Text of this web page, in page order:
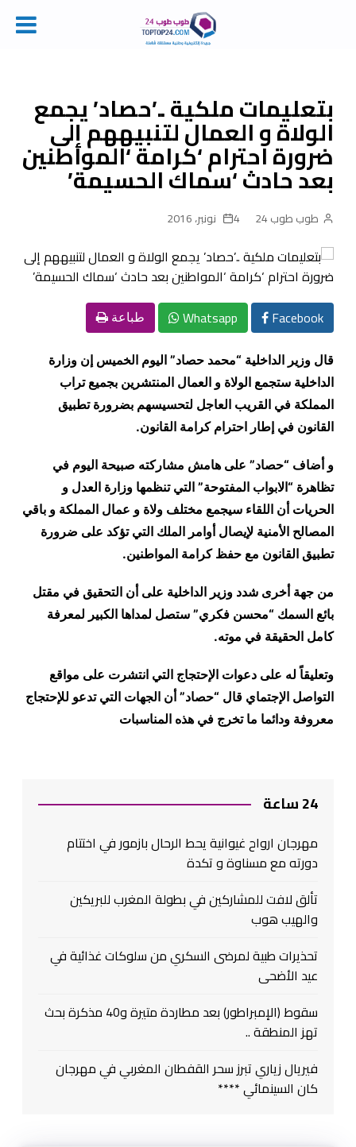
contentبتعليمات ملكية ..’حصاد’ يجمع
الولاة و العمال لتنبيههم إلى
ضرورة احترام ‘كرامة ‘المواطنين
بعد حادث ‘سماك الحسيمة’
طوب طوب 24 4 نونبر، 2016
Facebook
Whatsapp طباعة
قال وزير الداخلية “محمد حصاد” اليوم الخميس إن وزارة
الداخلية ستجمع الولاة و العمال المنتشرين بجميع تراب
المملكة في القريب العاجل لتحسيسهم بضرورة تطبيق
القانون في إطار احترام كرامة القانون.
و أضاف “حصاد” على هامش مشاركته صبيحة اليوم في
تظاهرة “الابواب المفتوحة” التي تنظمها وزارة العدل و
الحريات أن اللقاء سيجمع مختلف ولاة و عمال المملكة و باقي
المصالح الأمنية لإيصال أوامر الملك التي تؤكد على ضرورة
تطبيق القانون مع حفظ كرامة المواطنين.
من جهة أخرى شدد وزير الداخلية على أن التحقيق في مقتل
بائع السمك “محسن فكري” ستصل لمداها الكبير لمعرفة
كامل الحقيقة في موته.
وتعليقاً له على دعوات الإحتجاج التي انتشرت على مواقع
التواصل الإجتماي قال “حصاد” أن الجهات التي تدعو للإحتجاج
معروفة ودائما ما تخرج في هذه المناسبات
24 ساعة
مهرجان ارواح غيوانية يحط الرحال بازمور في اختتام
دورته مع مسناوة و تكدة
تألق لافت للمشاركين في بطولة المغرب للبريكين
والهيب هوب
تحذيرات طبية لمرضى السكري من سلوكات غذائية في
عيد الأضحى
سقوط (الإمبراطور) بعد مطاردة متيرة و40 مذكرة بحث
تهز المنطقة ..
فيريال زياري تبرز سحر القفطان المغربي في مهرجان
كان السينمائي ****